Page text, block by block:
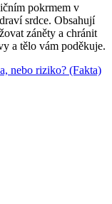
pokrmem v
srdce. Obsahují
záněty a chránit
a tělo vám poděkuje.
nebo riziko? (Fakta)